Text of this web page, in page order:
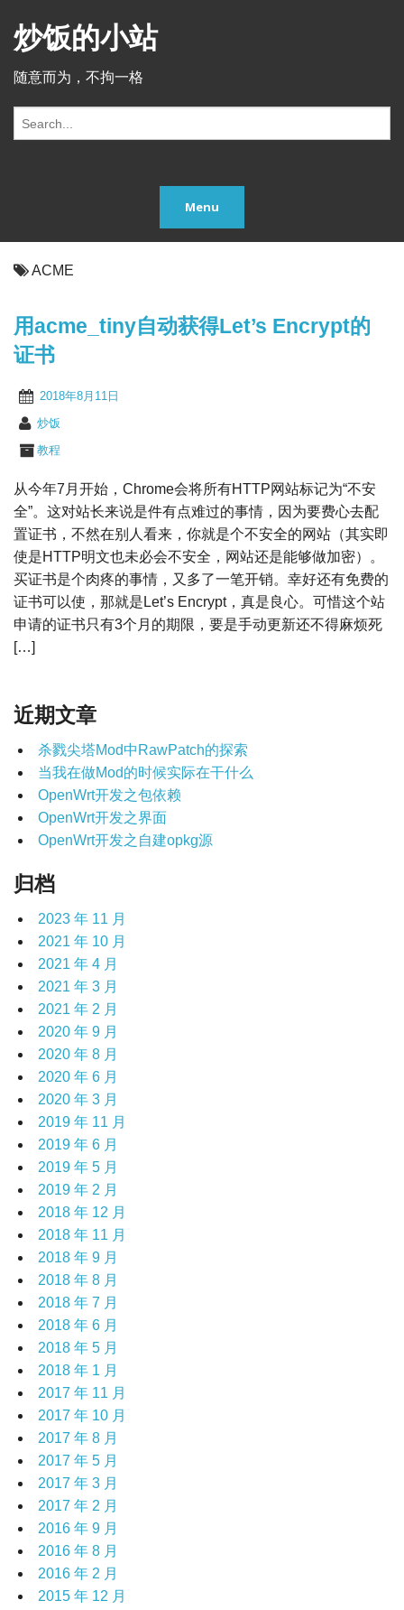
炒饭的小站
随意而为，不拘一格
r:
Menu
ACME
用acme_tiny自动获得Let’s Encrypt的
证书
2018年8月11日
炒饭
教程
从今年7月开始，Chrome会将所有HTTP网站标记为“不安
全”。这对站长来说是件有点难过的事情，因为要费心去配
置证书，不然在别人看来，你就是个不安全的网站（其实即
使是HTTP明文也未必会不安全，网站还是能够做加密）。
买证书是个肉疼的事情，又多了一笔开销。幸好还有免费的
证书可以使，那就是Let’s Encrypt，真是良心。可惜这个站
申请的证书只有3个月的期限，要是手动更新还不得麻烦死
[…]
近期文章
杀戮尖塔Mod中RawPatch的探索
当我在做Mod的时候实际在干什么
OpenWrt开发之包依赖
OpenWrt开发之界面
OpenWrt开发之自建opkg源
归档
2023 年 11 月
2021 年 10 月
2021 年 4 月
2021 年 3 月
2021 年 2 月
2020 年 9 月
2020 年 8 月
2020 年 6 月
2020 年 3 月
2019 年 11 月
2019 年 6 月
2019 年 5 月
2019 年 2 月
2018 年 12 月
2018 年 11 月
2018 年 9 月
2018 年 8 月
2018 年 7 月
2018 年 6 月
2018 年 5 月
2018 年 1 月
2017 年 11 月
2017 年 10 月
2017 年 8 月
2017 年 5 月
2017 年 3 月
2017 年 2 月
2016 年 9 月
2016 年 8 月
2016 年 2 月
2015 年 12 月